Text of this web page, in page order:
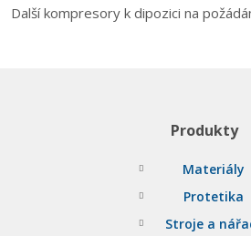
Další kompresory k dipozici na
Produkty
Materiály
Protetika
Stroje a